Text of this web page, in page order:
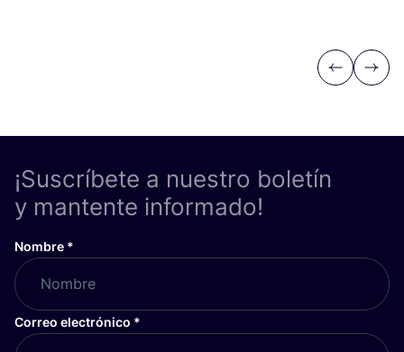
Previous
Next
¡Suscríbete a nuestro boletín
y mantente informado!
Nombre *
Correo electrónico *